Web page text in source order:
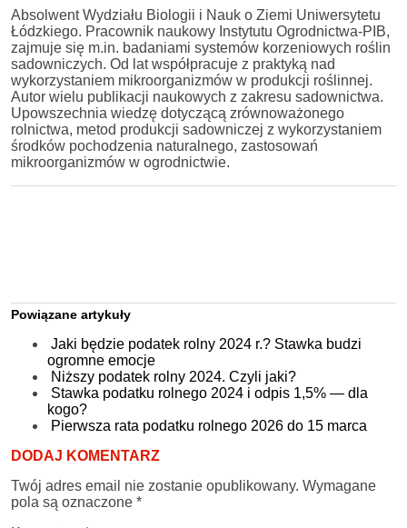
Absolwent Wydziału Biologii i Nauk o Ziemi Uniwersytetu
Łódzkiego. Pracownik naukowy Instytutu Ogrodnictwa-PIB,
zajmuje się m.in. badaniami systemów korzeniowych roślin
sadowniczych. Od lat współpracuje z praktyką nad
wykorzystaniem mikroorganizmów w produkcji roślinnej.
Autor wielu publikacji naukowych z zakresu sadownictwa.
Upowszechnia wiedzę dotyczącą zrównoważonego
rolnictwa, metod produkcji sadowniczej z wykorzystaniem
środków pochodzenia naturalnego, zastosowań
mikroorganizmów w ogrodnictwie.
Powiązane artykuły
Jaki będzie podatek rolny 2024 r.? Stawka budzi
ogromne emocje
Niższy podatek rolny 2024. Czyli jaki?
Stawka podatku rolnego 2024 i odpis 1,5% — dla
kogo?
Pierwsza rata podatku rolnego 2026 do 15 marca
DODAJ KOMENTARZ
Twój adres email nie zostanie opublikowany. Wymagane
pola są oznaczone *